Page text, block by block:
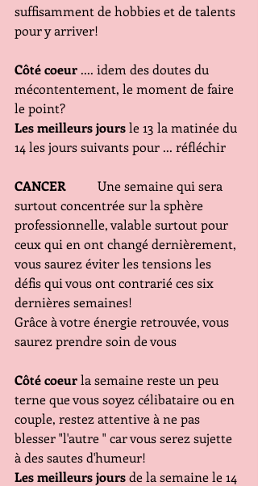
suffisamment de hobbies et de talents
pour y arriver!
Côté coeur .... idem des doutes du
mécontentement, le moment de faire
le point?
Les meilleurs jours le 13 la matinée du
14 les jours suivants pour ... réfléchir
CANCER
          Une semaine qui sera
surtout concentrée sur la sphère
professionnelle, valable surtout pour
ceux qui en ont changé dernièrement,
vous saurez éviter les tensions les
défis qui vous ont contrarié ces six
dernières semaines!
Grâce à votre énergie retrouvée, vous
saurez prendre soin de vous
Côté coeur la semaine reste un peu
terne que vous soyez célibataire ou en
couple, restez attentive à ne pas
blesser "l'autre " car vous serez sujette
à des sautes d'humeur!
Les meilleurs jours de la semaine le 14